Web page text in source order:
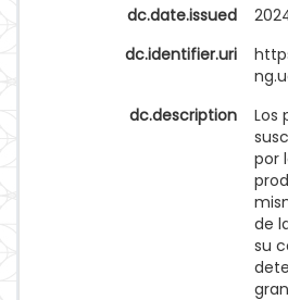
dc.date.issued
dc.identifier.uri
dc.description
Los
por
de
su